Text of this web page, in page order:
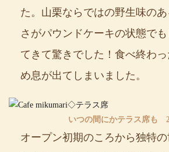
た。山栗ならではの野生味の
さがパウンドケーキの状態で
てきて驚きでした！食べ終わ
め息が出てしまいました。
いつの間にかテラス席も
オープン初期のころから独特